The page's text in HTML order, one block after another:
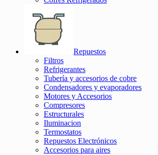
Repuestos
Filtros
Refrigerantes
Tubería y accesorios de cobre
Condensadores y evaporadores
Motores y Accesorios
Compresores
Estructurales
Iluminacion
Termostatos
Repuestos Electrónicos
Accesorios para aires